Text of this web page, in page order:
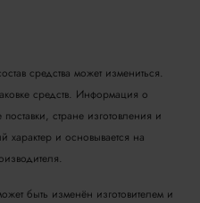
средства может измениться.
средств. Информация о
поставки, стране изготовления и
характер и основывается на
быть изменён изготовителем и